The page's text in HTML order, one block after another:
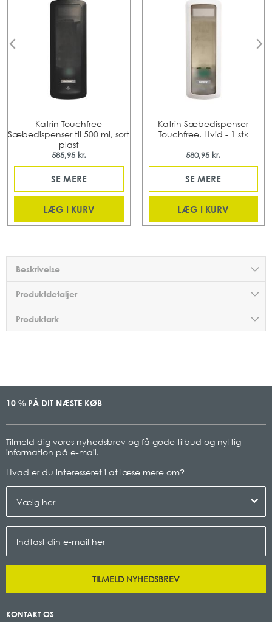
Katrin Touchfree
Sæbedispenser til 500 ml, sort
plast
585,95 kr.
SE MERE
LÆG I KURV
Katrin Sæbedispenser
Touchfree, Hvid - 1 stk
580,95 kr.
SE MERE
LÆG I KURV
Beskrivelse
Produktdetaljer
Produktark
10 % PÅ DIT NÆSTE KØB
Tilmeld dig vores nyhedsbrev og få gode tilbud og nyttig
information på e-mail.
Hvad er du interesseret i at læse mere om?
TILMELD NYHEDSBREV
KONTAKT OS